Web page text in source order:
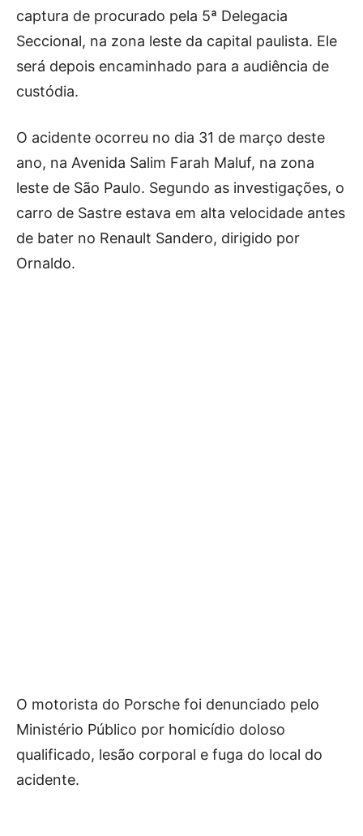
captura de procurado pela 5ª Delegacia
Seccional, na zona leste da capital paulista. Ele
será depois encaminhado para a audiência de
custódia.
O acidente ocorreu no dia 31 de março deste
ano, na Avenida Salim Farah Maluf, na zona
leste de São Paulo. Segundo as investigações, o
carro de Sastre estava em alta velocidade antes
de bater no Renault Sandero, dirigido por
Ornaldo.
O motorista do Porsche foi denunciado pelo
Ministério Público por homicídio doloso
qualificado, lesão corporal e fuga do local do
acidente.